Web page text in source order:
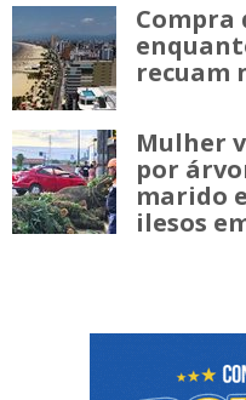
Compra
recuam
Mulher
por
marido
ilesos